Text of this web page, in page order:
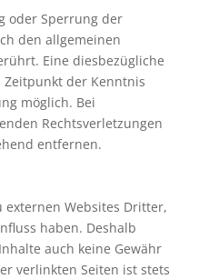
oder Sperrung der
den allgemeinen
Eine diesbezügliche
der Kenntnis
möglich. Bei
Rechtsverletzungen
entfernen.
externen Websites Dritter,
haben. Deshalb
auch keine Gewähr
verlinkten Seiten ist stets